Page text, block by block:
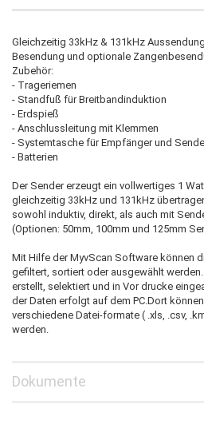
Gleichzeitig 33kHz & 131kHz
Besendung und optionale
Zubehör:
- Trageriemen
- Standfuß für Breitbandinduktion
- Erdspieß
- Anschlussleitung mit Klemmen
- Systemtasche für Empfänger und
- Batterien
Der Sender erzeugt ein vollwertiges 1
gleichzeitig 33kHz und 131kHz
sowohl induktiv, direkt, als auch mit
(Optionen: 50mm, 100mm und 125mm
Mit Hilfe der MyvScan Software können
gefiltert, sortiert oder ausgewählt
erstellt, selektiert und in Vor drucke
der Daten erfolgt auf dem PC.Dort
verschiedene Datei-formate ( .xls, .csv,
werden.
Dokumente